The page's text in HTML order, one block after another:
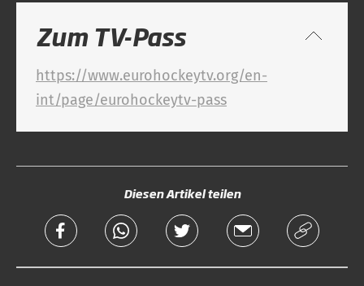
Zum TV-Pass
https://www.eurohockeytv.org/en-
int/page/eurohockeytv-pass
Diesen Artikel teilen